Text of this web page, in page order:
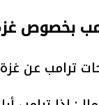
بخصوص
ترامب عن